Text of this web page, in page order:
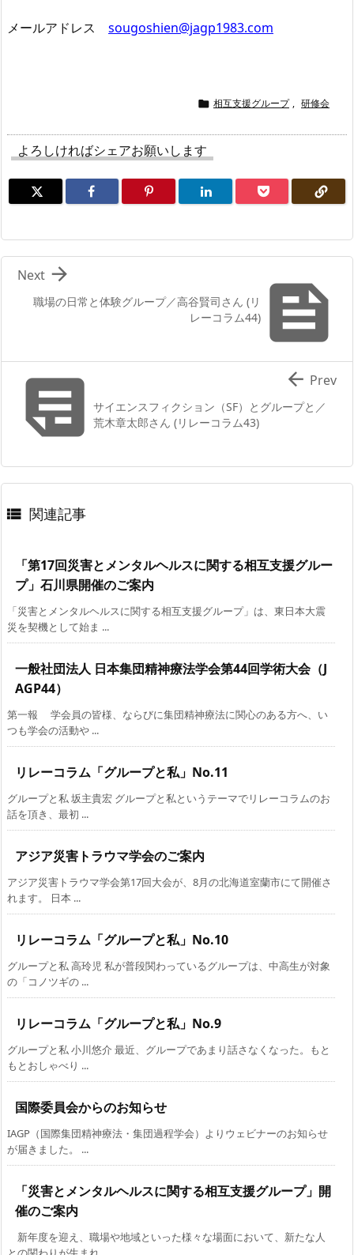
メールアドレス sougoshien@jagp1983.com
 相互支援グループ , 研修会
よろしければシェアお願いします

職場の日常と体験グループ／高谷賢司さん (リ
レーコラム44)

Next
サイエンスフィクション（SF）とグループと／
荒木章太郎さん (リレーコラム43)
 Prev
 関連記事
「第17回災害とメンタルヘルスに関する相互支援グルー
プ」石川県開催のご案内
「災害とメンタルヘルスに関する相互支援グループ」は、東日本大震
災を契機として始ま ...
一般社団法人 日本集団精神療法学会第44回学術大会（J
AGP44）
第一報 学会員の皆様、ならびに集団精神療法に関心のある方へ、い
つも学会の活動や ...
リレーコラム「グループと私」No.11
グループと私 坂主貴宏 グループと私というテーマでリレーコラムのお
話を頂き、最初 ...
アジア災害トラウマ学会のご案内
アジア災害トラウマ学会第17回大会が、8月の北海道室蘭市にて開催さ
れます。 日本 ...
リレーコラム「グループと私」No.10
グループと私 高玲児 私が普段関わっているグループは、中高生が対象
の「コノツギの ...
リレーコラム「グループと私」No.9
グループと私 小川悠介 最近、グループであまり話さなくなった。もと
もとおしゃべり ...
国際委員会からのお知らせ
IAGP（国際集団精神療法・集団過程学会）よりウェビナーのお知らせ
が届きました。 ...
「災害とメンタルヘルスに関する相互支援グループ」開
催のご案内
新年度を迎え、職場や地域といった様々な場面において、新たな人